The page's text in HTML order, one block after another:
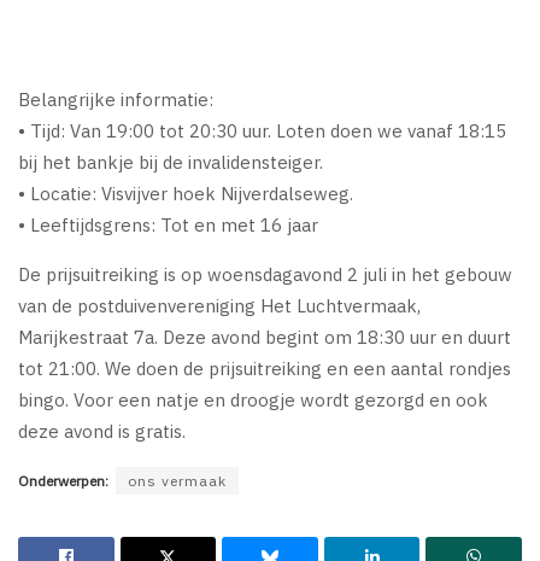
Belangrijke informatie:
• Tijd: Van 19:00 tot 20:30 uur. Loten doen we vanaf 18:15
bij het bankje bij de invalidensteiger.
• Locatie: Visvijver hoek Nijverdalseweg.
• Leeftijdsgrens: Tot en met 16 jaar
De prijsuitreiking is op woensdagavond 2 juli in het gebouw
van de postduivenvereniging Het Luchtvermaak,
Marijkestraat 7a. Deze avond begint om 18:30 uur en duurt
tot 21:00. We doen de prijsuitreiking en een aantal rondjes
bingo. Voor een natje en droogje wordt gezorgd en ook
deze avond is gratis.
Onderwerpen: ons vermaak